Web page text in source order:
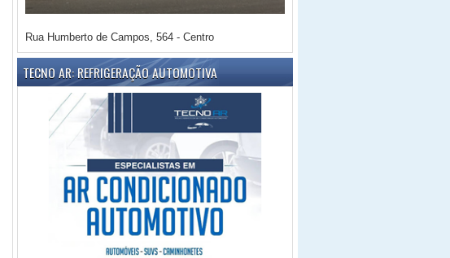
Rua Humberto de Campos, 564 - Centro
TECNO AR: REFRIGERAÇÃO AUTOMOTIVA